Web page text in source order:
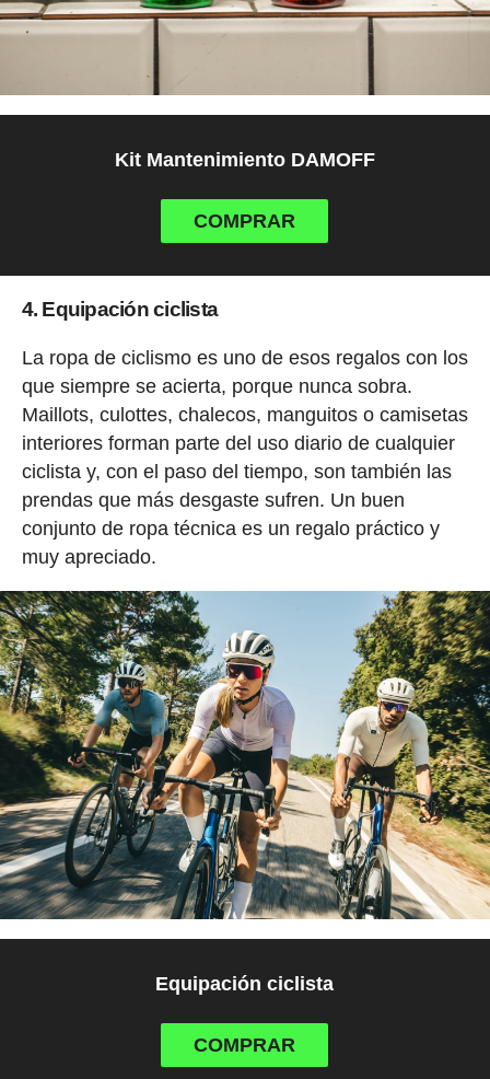
Kit Mantenimiento DAMOFF
COMPRAR
4. Equipación ciclista
La ropa de ciclismo es uno de esos regalos con los
que siempre se acierta, porque nunca sobra.
Maillots, culottes, chalecos, manguitos o camisetas
interiores forman parte del uso diario de cualquier
ciclista y, con el paso del tiempo, son también las
prendas que más desgaste sufren. Un buen
conjunto de ropa técnica es un regalo práctico y
muy apreciado.
Equipación ciclista
COMPRAR